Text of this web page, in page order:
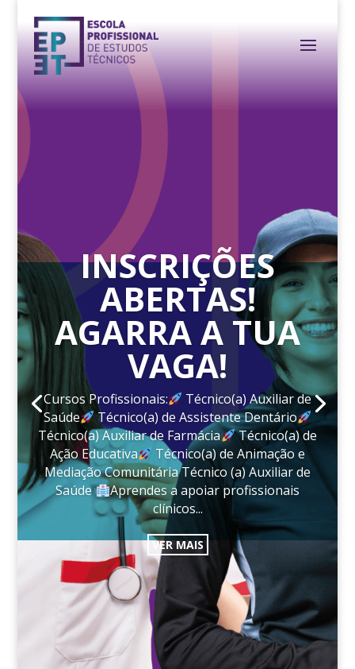
INSCRIÇÕES
ABERTAS!
AGARRA A TUA
VAGA!
Cursos Profissionais:
Técnico(a) Auxiliar de
Saúde
Técnico(a) de Assistente Dentário
Técnico(a) Auxiliar de Farmácia
Técnico(a) de
Ação Educativa
Técnico(a) de Animação e
Mediação Comunitária Técnico (a) Auxiliar de
Saúde
Aprendes a apoiar profissionais
clínicos...
VER MAIS